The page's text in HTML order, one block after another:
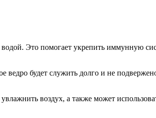
Это помогает укрепить иммунную
будет служить долго и не
воздух, а также может